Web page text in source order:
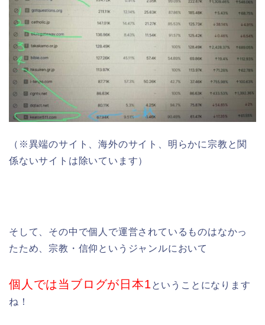
（※異端のサイト、海外のサイト、明らかに宗教と関
係ないサイトは除いています）
そして、その中で個人で運営されているものはなかっ
たため、宗教・信仰というジャンルにおいて
個人では当ブログが日本1 ということになります
ね！